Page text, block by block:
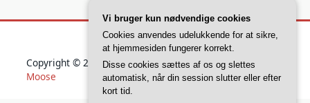
Copyright © 2026Yuki Blogger ThemeDesigned By
Moose
Vi bruger kun nødvendige cookies
Cookies anvendes udelukkende for at sikre,
at hjemmesiden fungerer korrekt.
Disse cookies sættes af os og slettes
automatisk, når din session slutter eller efter
kort tid.